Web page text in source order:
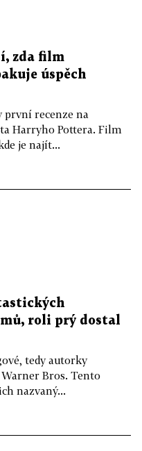
zda film
úspěch
první recenze na
Harryho Pottera. Film
je najít...
roli prý dostal
tedy autorky
Bros. Tento
nazvaný...